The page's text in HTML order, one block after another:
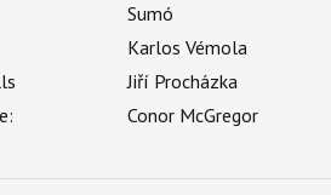
Sumó
Karlos Vémola
Jiří Procházka
Conor McGregor